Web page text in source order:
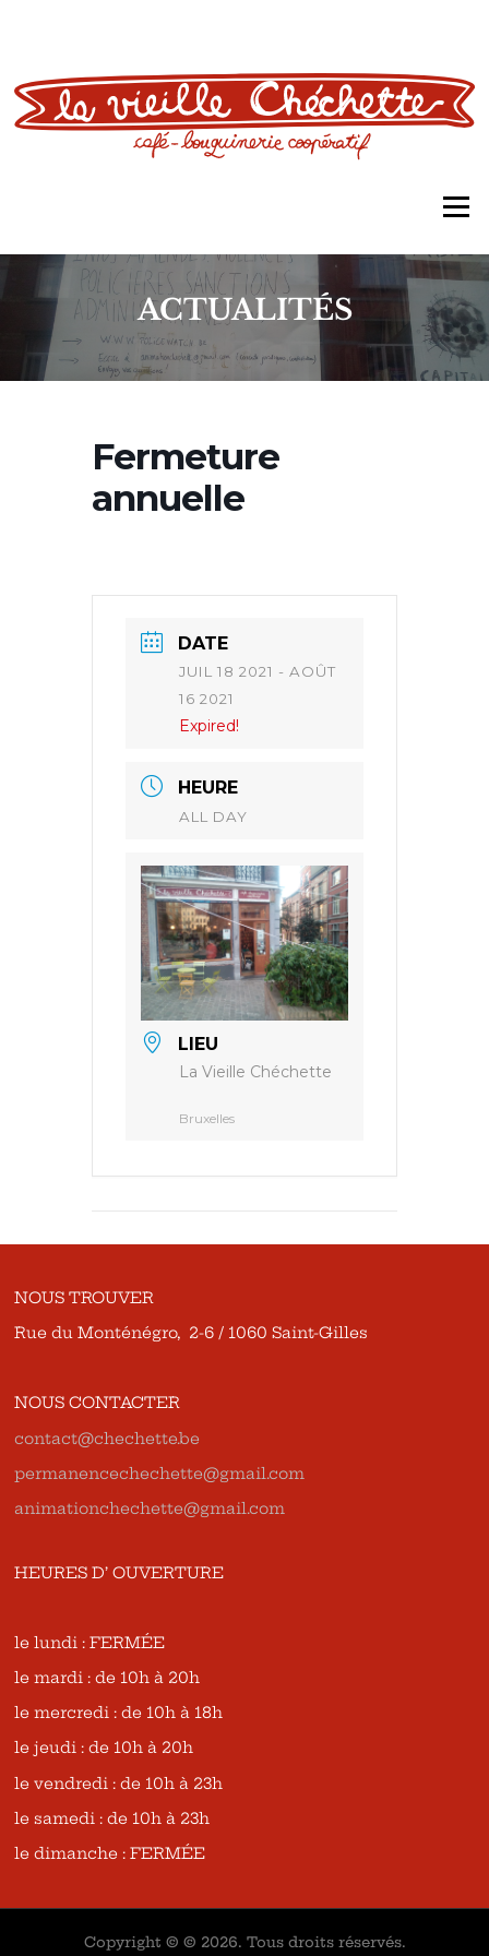
ACTUALITÉS
Fermeture
annuelle
DATE
JUIL 18 2021 - AOÛT
16 2021
Expired!
HEURE
ALL DAY
LIEU
La Vieille Chéchette
Bruxelles
NOUS TROUVER
Rue du Monténégro, 2-6 / 1060 Saint-Gilles
NOUS CONTACTER
contact@chechette.be
permanencechechette@gmail.com
animationchechette@gmail.com
HEURES D’ OUVERTURE
le lundi : FERMÉE
le mardi : de 10h à 20h
le mercredi : de 10h à 18h
le jeudi : de 10h à 20h
le vendredi : de 10h à 23h
le samedi : de 10h à 23h
le dimanche : FERMÉE
Copyright © © 2026. Tous droits réservés.